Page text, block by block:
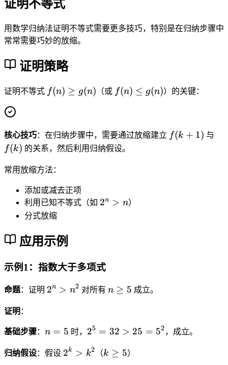
证明不等式
用数学归纳法证明不等式需要更多技巧，特别是在归纳步骤中
常常需要巧妙的放缩。
证明策略
证明不等式 f
\
g
q
g
(
n
)
f(n) ≥ g(n) （或 f
\
l
n
f(n) ≤ g(n)）的关键：
核心技巧：在归纳步骤中，需要通过放缩建立 f(
f(k + 1) 与
f(k) 的关系，然后利用归纳假设。
常用放缩方法：
添加或减去正项
利用已知不等式（如 2
2n > n）
分式放缩
应用示例
示例1：指数大于多项式
命题：证明 2
n
^
2
2n > n2 对所有 n
q
5
n ≥ 5 成立。
证明 ：
基础步骤： n
5
n = 5 时， 2
5
25 = 32 > 25 = 52，成立。
归纳假设：假设 2
2k > k2 （k
k ≥ 5）